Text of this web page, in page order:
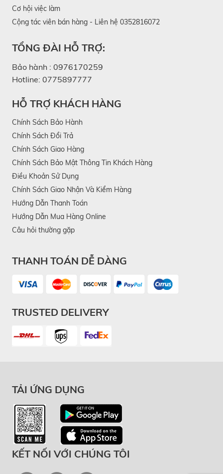
Cơ hội việc làm
Cộng tác viên bán hàng - Liên hệ 0352816072
TỔNG ĐÀI HỖ TRỢ:
Bảo hành : 0976170259
Hotline: 0775897777
HỖ TRỢ KHÁCH HÀNG
Chính Sách Bảo Hành
Chính Sách Đổi Trả
Chính Sách Giao Hàng
Chính Sách Bảo Mật Thông Tin Khách Hàng
Điều Khoản Sử Dụng
Chính Sách Giao Nhận Và Kiểm Hàng
Hướng Dẫn Thanh Toán
Hướng Dẫn Mua Hàng Online
Câu hỏi thường gặp
THANH TOÁN DỄ DÀNG
TRUSTED DELIVERY
TẢI ỨNG DỤNG
KẾT NỐI VỚI CHÚNG TÔI